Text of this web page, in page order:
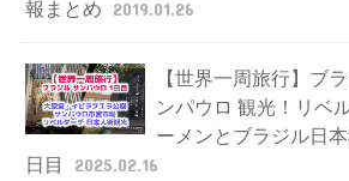
報まとめ
2019.01.26
【世界一周旅行】ブ
ンパウロ 観光！リベ
ーメンとブラジル日
日目
2025.02.16